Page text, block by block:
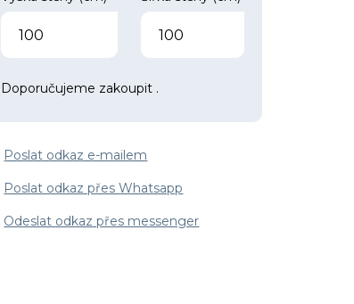
Doporučujeme zakoupit .
Poslat odkaz e-mailem
Poslat odkaz přes Whatsapp
Odeslat odkaz přes messenger